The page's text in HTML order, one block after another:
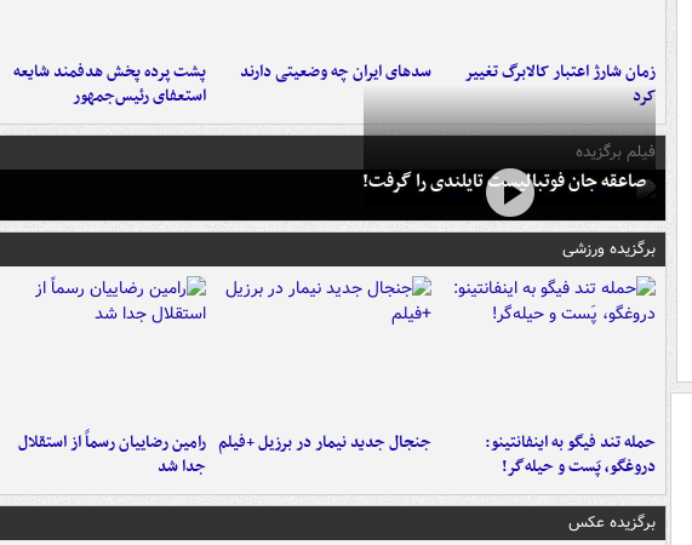
زمان شارژ اعتبار کالابرگ تغییر
کرد
سدهای ایران چه وضعیتی دارند
پشت پرده پخش هدفمند شایعه
استعفای رئیس‌جمهور
فیلم برگزیده
صاعقه جان فوتبالیست تایلندی را گرفت!
برگزیده ورزشی
حمله تند فیگو به اینفانتینو:
دروغگو، پَست‌ و حیله‌گر!
جنجال جدید نیمار در برزیل +فیلم رامین رضاییان رسماً از استقلال
جدا شد
برگزیده عکس